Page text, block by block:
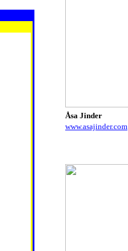
Åsa Jinder
www.asajinder.com